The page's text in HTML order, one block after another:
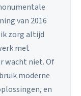
van 2016
zorg altijd
met
wacht niet. Of
moderne
en